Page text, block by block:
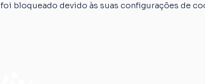
bloqueado devido às suas configurações de